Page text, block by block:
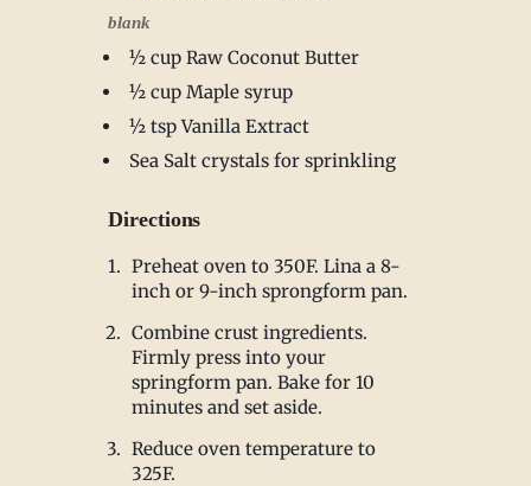
blank
½ cup Raw Coconut Butter
½ cup Maple syrup
½ tsp Vanilla Extract
Sea Salt crystals for sprinkling
Directions
Preheat oven to 350F. Lina a 8-
inch or 9-inch sprongform pan.
Combine crust ingredients.
Firmly press into your
springform pan. Bake for 10
minutes and set aside.
Reduce oven temperature to
325F.